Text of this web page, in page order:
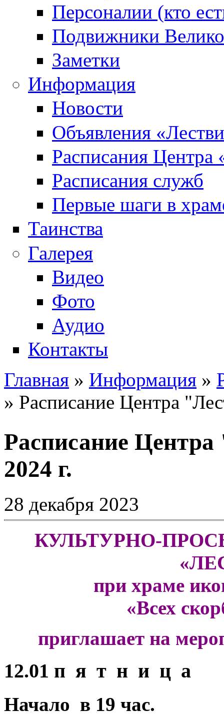
Персоналии (кто
Подвижники
Заметки
Информация
Новости
Объявления
Расписания Центра
Расписания служб
Первые шаги в
Таинства
Галерея
Видео
Фото
Аудио
Контакты
Вы здесь
Главная » Информация »
» Расписание Центра
Расписание
2024 г.
28 декабря 2023
КУЛЬТУРНО-
при храме
«Всех
приглашает на
12.01 п я т н и ц а
Начало в 19 час.